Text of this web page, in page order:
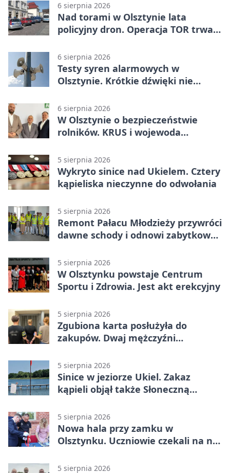
6 sierpnia 2026
Nad torami w Olsztynie lata
policyjny dron. Operacja TOR trwa
6 sierpnia 2026
Testy syren alarmowych w
Olsztynie. Krótkie dźwięki nie
6 sierpnia 2026
W Olsztynie o bezpieczeństwie
rolników. KRUS i wojewoda
5 sierpnia 2026
Wykryto sinice nad Ukielem. Cztery
kąpieliska nieczynne do odwołania
5 sierpnia 2026
Remont Pałacu Młodzieży przywróci
dawne schody i odnowi zabytkowy
5 sierpnia 2026
W Olsztynku powstaje Centrum
Sportu i Zdrowia. Jest akt erekcyjny
5 sierpnia 2026
Zgubiona karta posłużyła do
zakupów. Dwaj mężczyźni
5 sierpnia 2026
Sinice w jeziorze Ukiel. Zakaz
kąpieli objął także Słoneczną
5 sierpnia 2026
Nowa hala przy zamku w
Olsztynku. Uczniowie czekali na nią
5 sierpnia 2026